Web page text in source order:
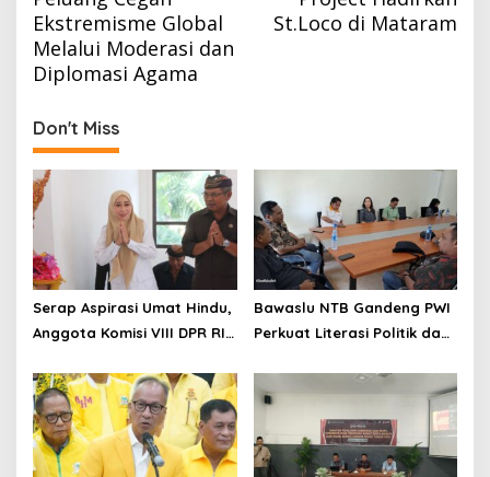
Ekstremisme Global
Melalui Moderasi dan
Diplomasi Agama
St.Loco di Mataram
Don't Miss
Serap Aspirasi Umat Hindu,
Anggota Komisi VIII DPR RI
Gelar Reses di PHDI NTB
Bawaslu NTB Gandeng PWI
Perkuat Literasi Politik dan